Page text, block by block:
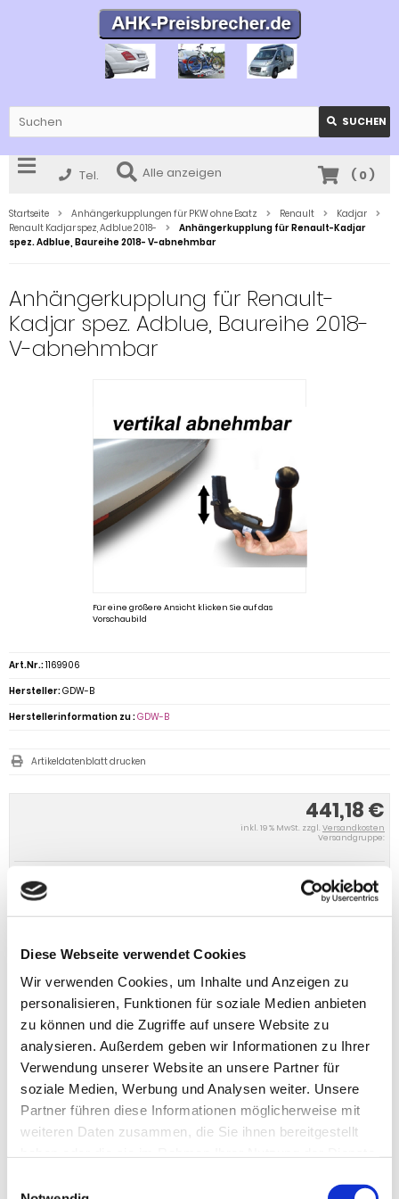
Diese Webseite verwendet Cookies
Wir verwenden Cookies, um Inhalte und Anzeigen zu
personalisieren, Funktionen für soziale Medien anbieten
zu können und die Zugriffe auf unsere Website zu
analysieren. Außerdem geben wir Informationen zu Ihrer
Verwendung unserer Website an unsere Partner für
soziale Medien, Werbung und Analysen weiter. Unsere
Partner führen diese Informationen möglicherweise mit
weiteren Daten zusammen, die Sie ihnen bereitgestellt
SUCHEN
Tel. Alle anzeigen ( 0)
Startseite Anhängerkupplungen für PKW ohne Esatz Renault
Kadjar
Renault Kadjar spez, Adblue 2018-
Anhängerkupplung für Renault-Kadjar
spez. Adblue, Baureihe 2018- V-abnehmbar
Anhängerkupplung für Renault-
Kadjar spez. Adblue, Baureihe 2018-
V-abnehmbar
Für eine größere Ansicht klicken Sie auf das
Vorschaubild
441,18 €
inkl. 19 % MwSt. zzgl. Versandkosten
Versandgruppe:
IN DEN WARENKORB
Art.Nr.:1169906
Hersteller:GDW-B
Herstellerinformation zu :GDW-B
Artikeldatenblatt drucken